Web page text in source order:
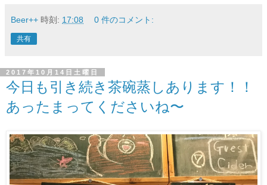
Beer++ 時刻: 17:08 0 件のコメント:
共有
2017年10月14日土曜日
今日も引き続き茶碗蒸しあります！！
あったまってくださいね〜